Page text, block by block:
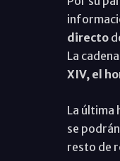
directo
La
XIV, el
La última
se
resto de